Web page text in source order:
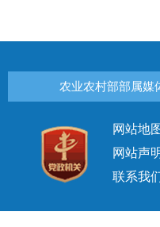
农业农村部部属媒
网站地图
网站声
联系我